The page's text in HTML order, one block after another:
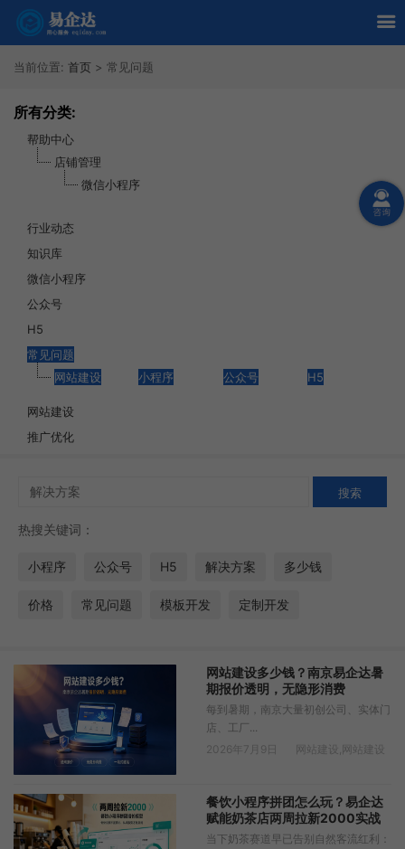
当前位置: 首页 > 常见问题
所有分类:
帮助中心
店铺管理
微信小程序
行业动态
知识库
微信小程序
公众号
H5
常见问题
网站建设
小程序 公众号 H5
网站建设
推广优化
热搜关键词：
小程序 公众号 H5 解决方案 多少钱
价格 常见问题 模板开发 定制开发
网站建设多少钱？南京易企达暑
期报价透明，无隐形消费
每到暑期，南京大量初创公司、实体门
店、工厂...
2026年7月9日
网站建设 网站建设
餐饮小程序拼团怎么玩？易企达
赋能奶茶店两周拉新2000实战
当下奶茶赛道早已告别自然客流红利：